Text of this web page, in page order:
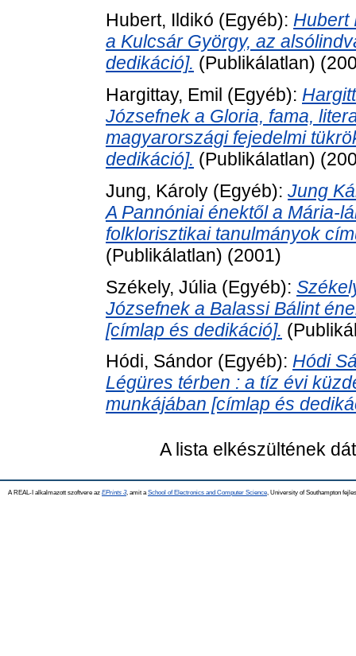
Hubert, Ildikó (Egyéb): Hubert
a Kulcsár György, az
dedikáció]. (Publikálatlan)
Hargittay, Emil (Egyéb):
Józsefnek a Gloria, fama,
magyarországi fejedelmi
dedikáció]. (Publikálatlan)
Jung, Károly (Egyéb): Jung
A Pannóniai énektől a Mária-
folklorisztikai tanulmányok
(Publikálatlan) (2001)
Székely, Júlia (Egyéb):
Józsefnek a Balassi Bálint
[címlap és dedikáció].
Hódi, Sándor (Egyéb): Hódi
Légüres térben : a tíz évi
munkájában [címlap és
A lista elkészültének
A REAL-I alkalmazott szoftvere az EPrints 3, amit a School of Electronics and Computer Science , University of Southampton